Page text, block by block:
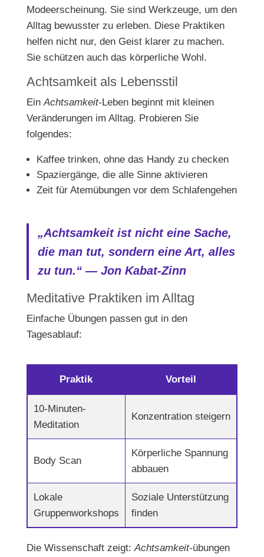
Modeerscheinung. Sie sind Werkzeuge, um den
Alltag bewusster zu erleben. Diese Praktiken
helfen nicht nur, den Geist klarer zu machen.
Sie schützen auch das körperliche Wohl.
Achtsamkeit als Lebensstil
Ein Achtsamkeit-Leben beginnt mit kleinen
Veränderungen im Alltag. Probieren Sie
folgendes:
Kaffee trinken, ohne das Handy zu checken
Spaziergänge, die alle Sinne aktivieren
Zeit für Atemübungen vor dem Schlafengehen
„Achtsamkeit ist nicht eine Sache,
die man tut, sondern eine Art, alles
zu tun.“ — Jon Kabat-Zinn
Meditative Praktiken im Alltag
Einfache Übungen passen gut in den
Tagesablauf:
Praktik Vorteil
10-Minuten-
Meditation
Konzentration steigern
Body Scan
Körperliche Spannung
abbauen
Lokale
Gruppenworkshops
Soziale Unterstützung
finden
Die Wissenschaft zeigt: Achtsamkeit-übungen